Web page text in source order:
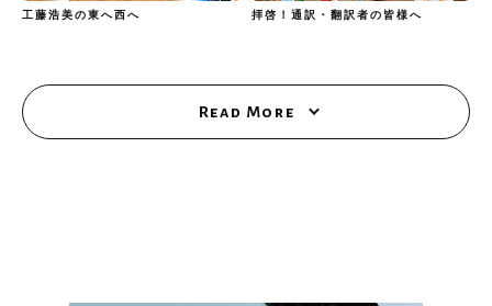
工藤浩美の東へ西へ 拝啓！通訳・翻訳者の皆様へ
Read More